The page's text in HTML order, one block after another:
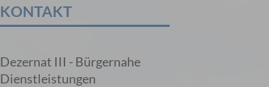
KONTAKT
Dezernat III - Bürgernahe
Dienstleistungen